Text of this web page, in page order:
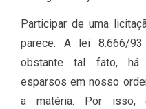
Participar de uma
parece. A lei 8.666/
obstante tal fato, há
esparsos em nosso
a matéria. Por isso,